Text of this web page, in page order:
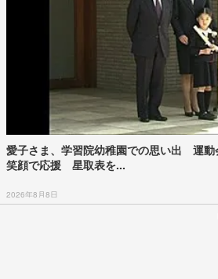
愛子さま、学習院幼稚園での思い出 運動
笑顔で応援 星取表を...
2026年8月8日